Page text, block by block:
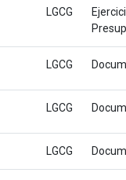
LGCG
LGCG
LGCG
LGCG